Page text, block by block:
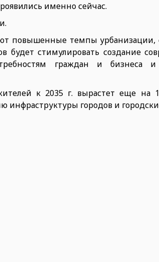
именно сейчас.
повышенные темпы урбанизации, с
будет стимулировать создание
граждан и бизнеса
к 2035 г. вырастет еще на
инфраструктуры городов и